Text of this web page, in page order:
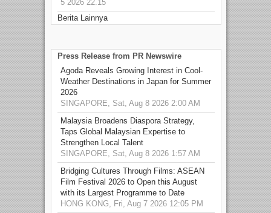
5 2026 22.15
Berita Lainnya
Press Release from PR Newswire
Agoda Reveals Growing Interest in Cool-
Weather Destinations in Japan for Summer
2026
SINGAPORE, Sat, Aug 8 2026 2:00 AM
Malaysia Broadens Diaspora Strategy,
Taps Global Malaysian Expertise to
Strengthen Local Talent
SINGAPORE, Sat, Aug 8 2026 1:57 AM
Bridging Cultures Through Films: ASEAN
Film Festival 2026 to Open this August
with its Largest Programme to Date
HONG KONG, Fri, Aug 7 2026 12:05 PM